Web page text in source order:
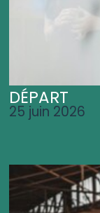
DÉPART
25 juin 2026